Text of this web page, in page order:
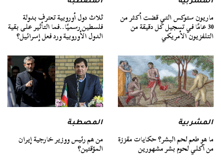
ماريون ستوكس التي قضت أكثر من
30 عامًا في تسجيل كل دقيقة من
التلفزيون الأمريكي
ثلاث دول أوروبية تعترف بدولة
فلسطين رسميًا..فما التأثير على بقية
الدول الأوروبية ورد فعل إسرائيل؟
المشربية
ما هو طعم لحم البشر؟ حكايات مقززة
من آكلي لحوم بشر مشهورين
المصطبة
من هم رئيس ووزير خارجية إيران
المؤقتين؟